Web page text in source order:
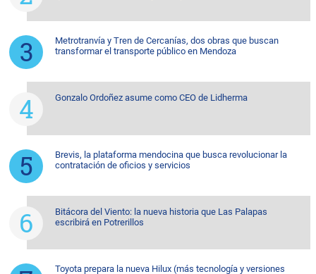
Metrotranvía y Tren de Cercanías, dos obras que buscan
transformar el transporte público en Mendoza
Gonzalo Ordoñez asume como CEO de Lidherma
Brevis, la plataforma mendocina que busca revolucionar la
contratación de oficios y servicios
Bitácora del Viento: la nueva historia que Las Palapas
escribirá en Potrerillos
Toyota prepara la nueva Hilux (más tecnología y versiones